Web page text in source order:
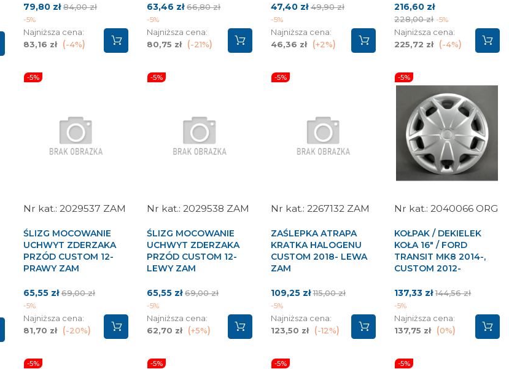
Cena
79,80 złCena
84,00 zł
-5%
Najniższa cena:
83,16 zł
-4%
Cena
63,46 zł Cena
66,80 zł
-5%
Najniższa cena:
80,75 zł
-21%
Cena
47,40 zł Cena
49,90 zł
-5%
Najniższa cena:
46,36 zł
+2%
Cena
216,60 złCena
podstawowa
228,00 zł -5%
Najniższa cena:
225,72 zł
-4%
-5%
2029537 ZAM
ŚLIZG MOCOWANIE
UCHWYT ZDERZAKA
PRZÓD CUSTOM 12-
PRAWY ZAM
Cena
65,55 złCena
69,00 zł
-5%
Najniższa cena:
81,70 zł
-20%
-5%
2029538 ZAM
ŚLIZG MOCOWANIE
UCHWYT ZDERZAKA
PRZÓD CUSTOM 12-
LEWY ZAM
Cena
65,55 zł Cena
69,00 zł
-5%
Najniższa cena:
62,70 zł
+5%
-5%
2267132 ZAM
ZAŚLEPKA ATRAPA
KRATKA HALOGENU
CUSTOM 2018- LEWA
ZAM
Cena
109,25 złCena
115,00 zł
-5%
Najniższa cena:
123,50 zł
-12%
-5%
2040066 ORG
KOŁPAK / DEKIELEK
KOŁA 16" / FORD
TRANSIT MK8 2014-,
CUSTOM 2012-
Cena
137,33 złCena
144,56 zł
-5%
Najniższa cena:
137,75 zł
0%
-5% -5% -5% -5%